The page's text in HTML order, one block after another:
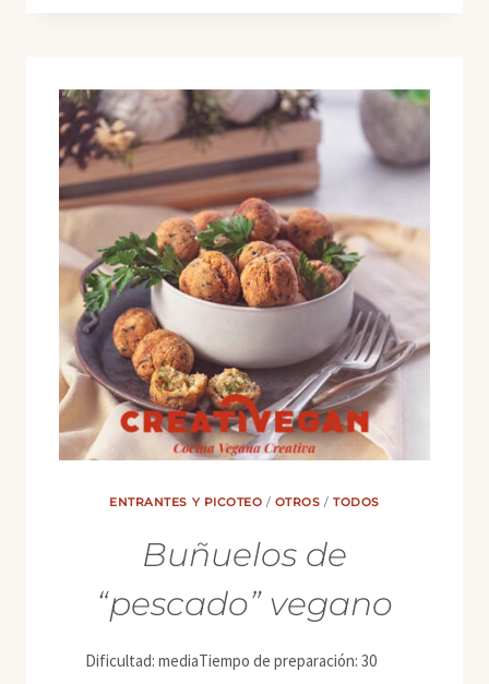
ENTRANTES Y PICOTEO / OTROS /TODOS
Buñuelos de
“pescado” vegano
Dificultad: mediaTiempo de preparación: 30